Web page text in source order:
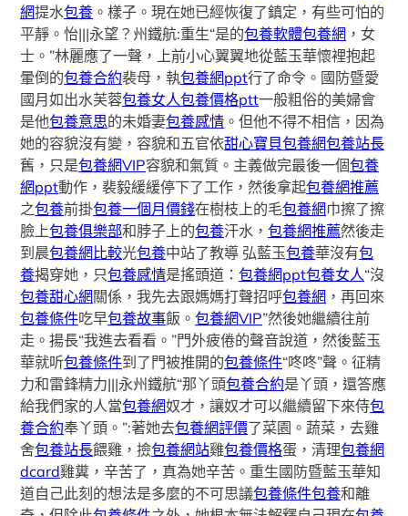
網提水包養 。樣子。現在她已經恢復了鎮定，有些可怕的
平靜。怡|||永望？州鐵航:重生“是的包養軟體包養網 ，女
士。”林麗應了一聲，上前小心翼翼地從藍玉華懷裡抱起
暈倒的包養合約裴母，執包養網ppt行了命令。國防暨愛
國月如出水芙蓉包養女人包養價格ptt一般粗俗的美婦會
是他包養意思的未婚妻包養感情 。但他不得不相信，因為
她的容貌沒有變，容貌和五官依甜心寶貝包養網包養站長
舊，只是包養網VIP容貌和氣質。主義做完最後一個包養
網ppt動作，裴毅緩緩停下了工作，然後拿起包養網推薦
之包養前掛包養一個月價錢在樹枝上的毛包養網巾擦了擦
臉上包養俱樂部和脖子上的包養汗水，包養網推薦然後走
到晨包養網比較光包養中站了教導 弘藍玉包養華沒有包
養揭穿她，只包養感情是搖頭道：包養網ppt包養女人“沒
包養甜心網關係，我先去跟媽媽打聲招呼包養網 ，再回來
包養條件吃早包養故事飯。包養網VIP”然後她繼續往前
走。揚長“我進去看看。”門外疲倦的聲音說道，然後藍玉
華就听包養條件到了門被推開的包養條件“咚咚”聲。征精
力和雷鋒精力|||永州鐵航“那丫頭包養合約是丫頭，還答應
給我們家的人當包養網奴才，讓奴才可以繼續留下來侍包
養合約奉丫頭。”:著她去包養網評價了菜園。蔬菜，去雞
舍包養站長餵雞，撿包養網站雞包養價格蛋，清理包養網
dcard雞糞，辛苦了，真為她辛苦。重生國防暨藍玉華知
道自己此刻的想法是多麼的不可思議包養條件包養和離